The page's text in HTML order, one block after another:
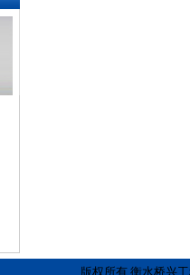
版权所有 衡水桥兴